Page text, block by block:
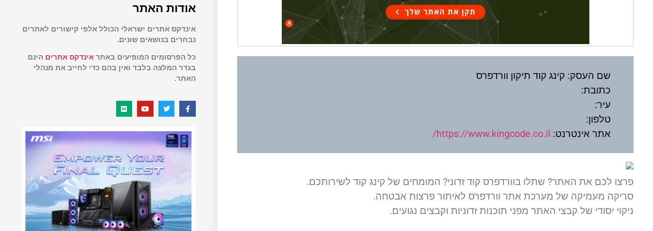
שם העסק: קינג קוד תיקון וורדפרס
כתובת:
עיר:
טלפון:
אתר אינטרנט: https://www.kingcode.co.il/
פרצו לכם את האתר? שתלו בוורדפרס קוד זדוני? המומחים של קינג קוד לשירותכם.
סריקה מעמיקה של מערכת אתר וורדפרס לאיתור פרצות אבטחה.
ניקוי יסודי של קבצי האתר מפני תוכנות זדוניות וקבצים נגועים.
אודות האתר
אינדקס אתרים ישראלי הכולל אלפי קישורים לאתרים
נבחרים בנושאים שונים.
כל הפרסומים המופיעים באתר אינדקס אתרים הינם
בגדר המלצה בלבד ואין בהם כדי לחייב את מנהלי
האתר.